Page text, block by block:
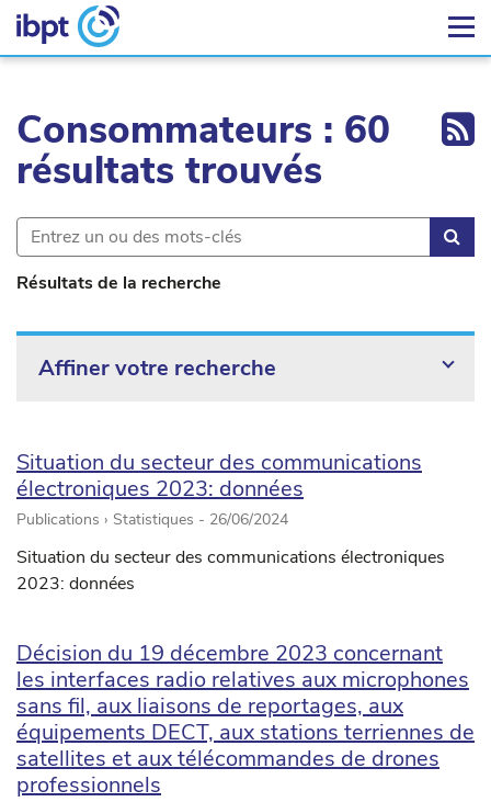
Consommateurs : 60
résultats trouvés
Résultats de la recherche
Affiner votre recherche
Situation du secteur des communications
électroniques 2023: données
Publications › Statistiques - 26/06/2024
Situation du secteur des communications électroniques
2023: données
Décision du 19 décembre 2023 concernant
les interfaces radio relatives aux microphones
sans fil, aux liaisons de reportages, aux
équipements DECT, aux stations terriennes de
satellites et aux télécommandes de drones
professionnels